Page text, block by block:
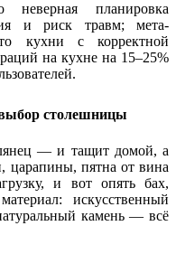
неверная планировка
и риск травм; мета-
кухни с корректной
на кухне на 15–25%
столешницы
— и тащит домой, а
царапины, пятна от вина
и вот опять бах,
искусственный
камень — всё